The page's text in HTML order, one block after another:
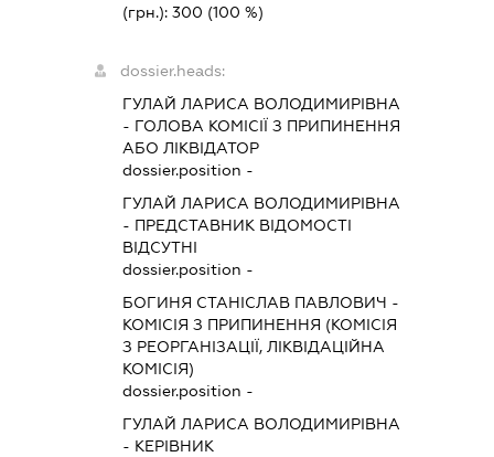
(грн.): 300 (100 %)
dossier.heads:
ГУЛАЙ ЛАРИСА ВОЛОДИМИРІВНА
- ГОЛОВА КОМІСІЇ З ПРИПИНЕННЯ
АБО ЛІКВІДАТОР
dossier.position -
ГУЛАЙ ЛАРИСА ВОЛОДИМИРІВНА
- ПРЕДСТАВНИК ВІДОМОСТІ
ВІДСУТНІ
dossier.position -
БОГИНЯ СТАНІСЛАВ ПАВЛОВИЧ -
КОМІСІЯ З ПРИПИНЕННЯ (КОМІСІЯ
З РЕОРГАНІЗАЦІЇ, ЛІКВІДАЦІЙНА
КОМІСІЯ)
dossier.position -
ГУЛАЙ ЛАРИСА ВОЛОДИМИРІВНА
- КЕРІВНИК